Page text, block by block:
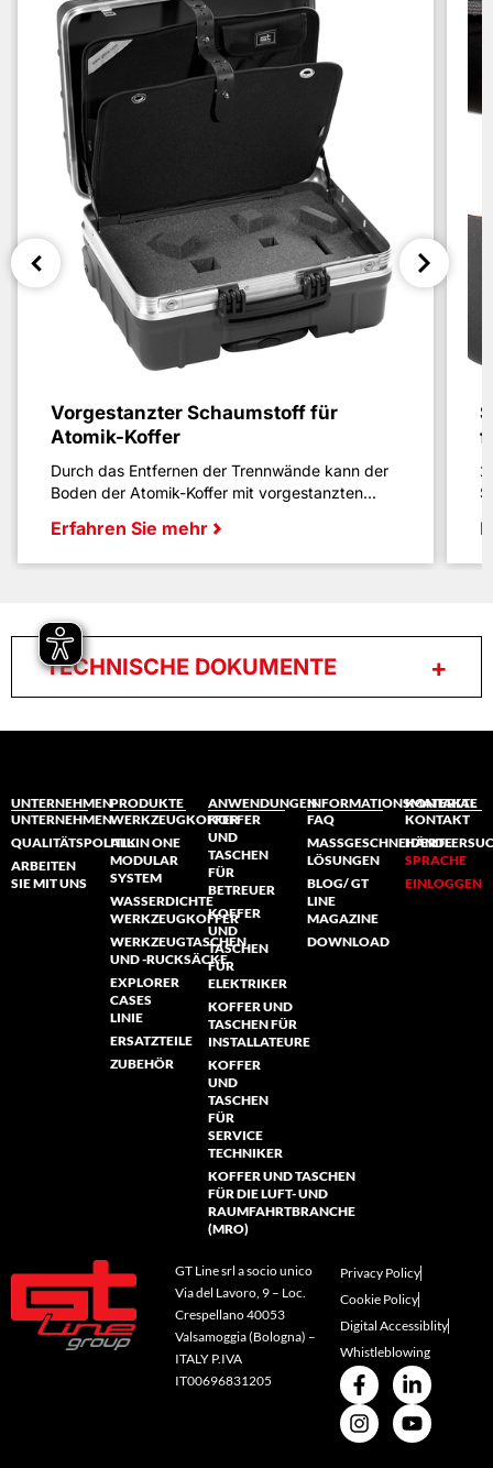
Vorgestanzter Schaumstoff für
Atomik-Koffer
Durch das Entfernen der Trennwände kann der
Boden der Atomik-Koffer mit vorgestanzten...
Erfahren Sie mehr
2
TECHNISCHE DOKUMENTE
UNTERNEHMEN
UNTERNEHMEN
QUALITÄTSPOLITIK
ARBEITEN
SIE MIT UNS
PRODUKTE
WERKZEUGKOFFER
ALL IN ONE
MODULAR
SYSTEM
WASSERDICHTE
WERKZEUGKOFFER
WERKZEUGTASCHEN
UND -RUCKSÄCKE
EXPLORER
CASES
LINIE
ERSATZTEILE
ZUBEHÖR
ANWENDUNGEN
KOFFER
UND
TASCHEN
FÜR
BETREUER
KOFFER
UND
TASCHEN
FÜR
ELEKTRIKER
KOFFER UND
TASCHEN FÜR
INSTALLATEURE
KOFFER
UND
TASCHEN
FÜR
SERVICE
TECHNIKER
KOFFER UND TASCHEN
FÜR DIE LUFT- UND
RAUMFAHRTBRANCHE
(MRO)
INFORMATIONSMATERIAL
FAQ
MASSGESCHNEIDERTE L
ÖSUNGEN
BLOG/ GT
LINE
MAGAZINE
DOWNLOAD
KONTAKTE
KONTAKT
SPRACHE
EINLOGGEN
GT Line srl a socio unico
Via del Lavoro, 9 – Loc.
Crespellano 40053
Valsamoggia (Bologna) –
ITALY P.IVA
IT00696831205
Privacy Policy
Cookie Policy
Digital Accessiblity
Whistleblowing